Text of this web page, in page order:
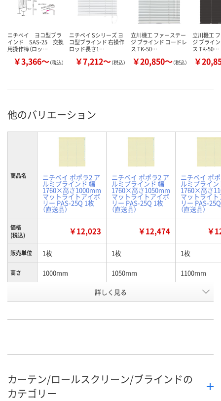
ニチベイ ヨコ型ブラ
インド SAS-25 交換
用操作棒（ロッ…
￥3,366～（税込）
ニチベイ Sシリーズ ヨ
コ型ブラインド 右操作
ロッド長さ1…
￥7,212～（税込）
立川機工 ファーステー
ジ ブラインド コードレ
ス TK-50…
￥20,850～（税込）
立川機工
ジ ブライ
ス TK-50…
￥
他のバリエーション
商品名 ニチベイ ポポラ2 ア
ルミブラインド 幅
1760×高さ1000mm
マットライトアイボ
リー PAS-25Q 1枚
（直送品）
ニチベイ ポポラ2 ア
ルミブラインド 幅
1760×高さ1050mm
マットライトアイボ
リー PAS-25Q 1枚
（直送品）
ニチベイ ポ
ルミブライン
1760×高さ
マットライ
リー PAS-
（直送品）
価格
(税込)
￥12,023 ￥12,474 ￥
販売単位 1枚 1枚 1枚
高さ 1000mm 1050mm 1100mm
P837180 P837179
カゴへ カゴへ カ
詳しく見る
カーテン/ロールスクリーン/ブラインドの
カテゴリー